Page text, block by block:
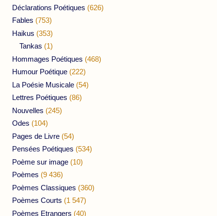
Déclarations Poétiques (626)
Fables (753)
Haikus (353)
Tankas (1)
Hommages Poétiques (468)
Humour Poétique (222)
La Poésie Musicale (54)
Lettres Poétiques (86)
Nouvelles (245)
Odes (104)
Pages de Livre (54)
Pensées Poétiques (534)
Poème sur image (10)
Poèmes (9 436)
Poèmes Classiques (360)
Poèmes Courts (1 547)
Poèmes Etrangers (40)